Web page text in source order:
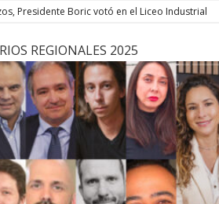
Presidente Boric votó en el Liceo Industrial
REGIONALES 2025